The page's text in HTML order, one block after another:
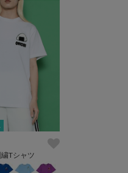
Tシャツ